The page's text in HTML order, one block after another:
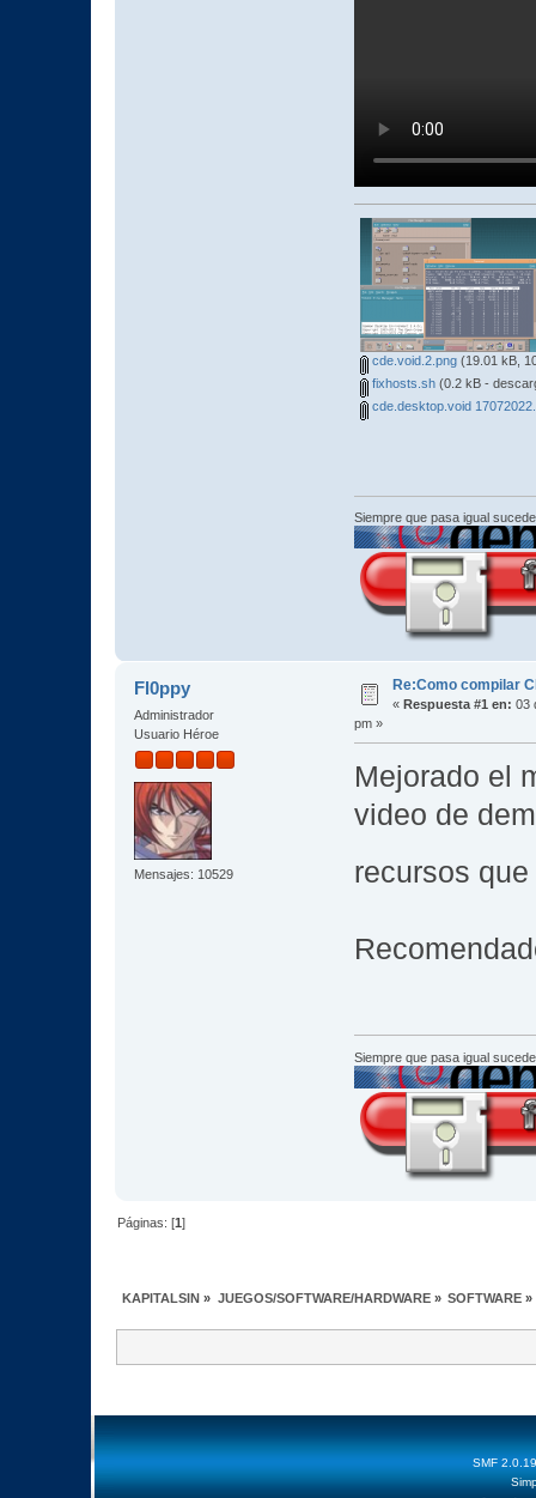
cde.void.2.png(19.01 kB,
fixhosts.sh(0.2 kB -
cde.desktop.void
Siempre que pasa igual
Fl0ppy
Administrador
Usuario Héroe
Mensajes: 10529
Re:Como compilar
« Respuesta #1 en: 03
pm »
Mejorado el
video de
recursos
Siempre que pasa igual
Páginas: [1]
KAPITALSIN » JUEGOS/SOFTWARE/HARDWARE» SOFTWARE»
SMF 2.0.19